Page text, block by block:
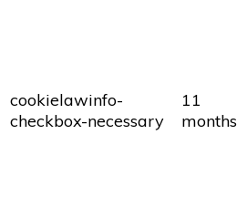
cookielawinfo-
checkbox-necessary
11
months